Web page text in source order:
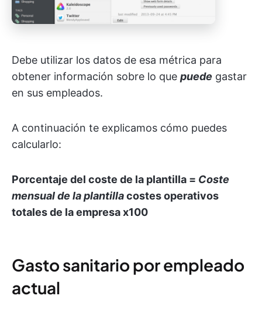
Debe utilizar los datos de esa métrica para
obtener información sobre lo que puede gastar
en sus empleados.
A continuación te explicamos cómo puedes
calcularlo:
Porcentaje del coste de la plantilla = Coste
mensual de la plantillacostes operativos
totales de la empresax100
Gasto sanitario por empleado
actual